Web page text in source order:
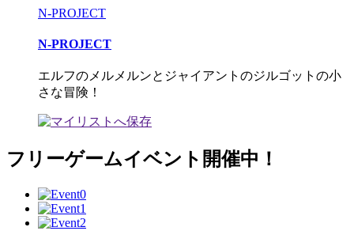
N-PROJECT
N-PROJECT
エルフのメルメルンとジャイアントのジルゴットの小
さな冒険！
フリーゲームイベント開催中！